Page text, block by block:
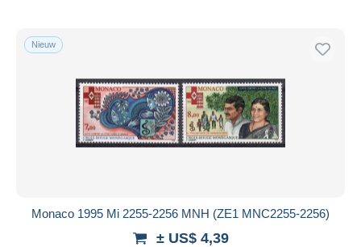
Nieuw
Monaco 1995 Mi 2255-2256 MNH (ZE1 MNC2255-2256)
± US$ 4,39